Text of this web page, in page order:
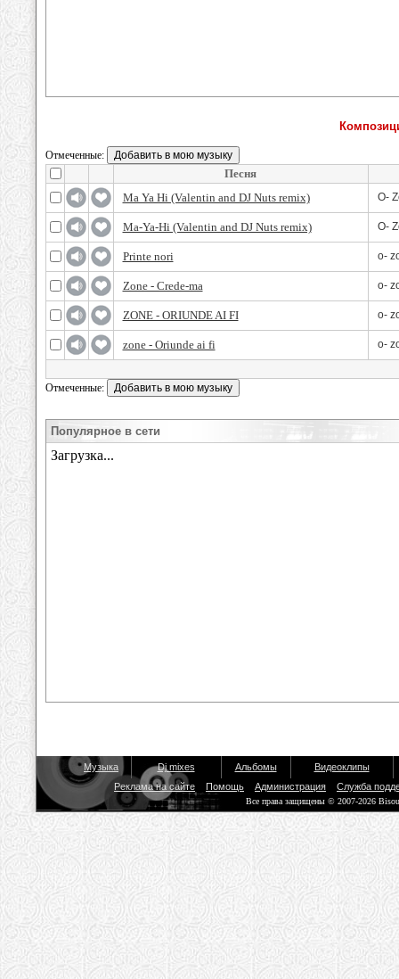
Отмеченные:
Песня
Ma Ya Hi (Valentin and DJ Nuts remix)
O-
Ma-Ya-Hi (Valentin and DJ Nuts remix) O-
Printe nori o-
Zone - Crede-ma o-
ZONE - ORIUNDE AI FI o-
zone - Oriunde ai fi o-
Отмеченные:
Популярное в сети
Музыка Dj mixes Альбомы
Видеоклипы
Реклама на сайте
Помощь Администрация Служба
Все права защищены © 2007-2026